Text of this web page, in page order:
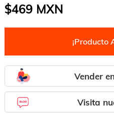
$469MXN
¡Producto
Vender
Visita